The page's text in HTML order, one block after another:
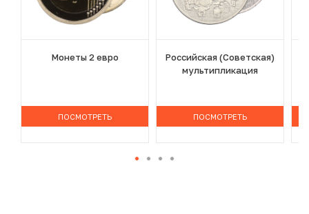
Монеты 2 евро
ПОСМОТРЕТЬ
Российская (Советская)
мультипликация
ПОСМОТРЕТЬ